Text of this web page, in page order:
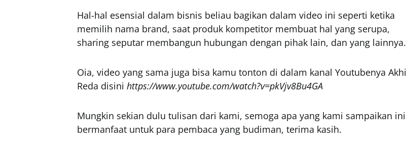
Hal-hal esensial dalam bisnis beliau bagikan dalam video ini seperti ketika
memilih nama brand, saat produk kompetitor membuat hal yang serupa,
sharing seputar membangun hubungan dengan pihak lain, dan yang lainnya.
Oia, video yang sama juga bisa kamu tonton di dalam kanal Youtubenya Akhi
Reda disini https://www.youtube.com/watch?v=pkVjv8Bu4GA
Mungkin sekian dulu tulisan dari kami, semoga apa yang kami sampaikan ini
bermanfaat untuk para pembaca yang budiman, terima kasih.